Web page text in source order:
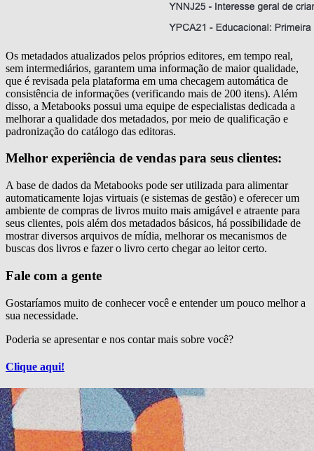
Os metadados atualizados pelos próprios editores, em tempo real,
sem intermediários, garantem uma informação de maior qualidade,
que é revisada pela plataforma em uma checagem automática de
consistência de informações (verificando mais de 200 itens). Além
disso, a Metabooks possui uma equipe de especialistas dedicada a
melhorar a qualidade dos metadados, por meio de qualificação e
padronização do catálogo das editoras.
Melhor experiência de vendas para seus clientes:
A base de dados da Metabooks pode ser utilizada para alimentar
automaticamente lojas virtuais (e sistemas de gestão) e oferecer um
ambiente de compras de livros muito mais amigável e atraente para
seus clientes, pois além dos metadados básicos, há possibilidade de
mostrar diversos arquivos de mídia, melhorar os mecanismos de
buscas dos livros e fazer o livro certo chegar ao leitor certo.
Fale com a gente
Gostaríamos muito de conhecer você e entender um pouco melhor a
sua necessidade.
Poderia se apresentar e nos contar mais sobre você?
Clique aqui!